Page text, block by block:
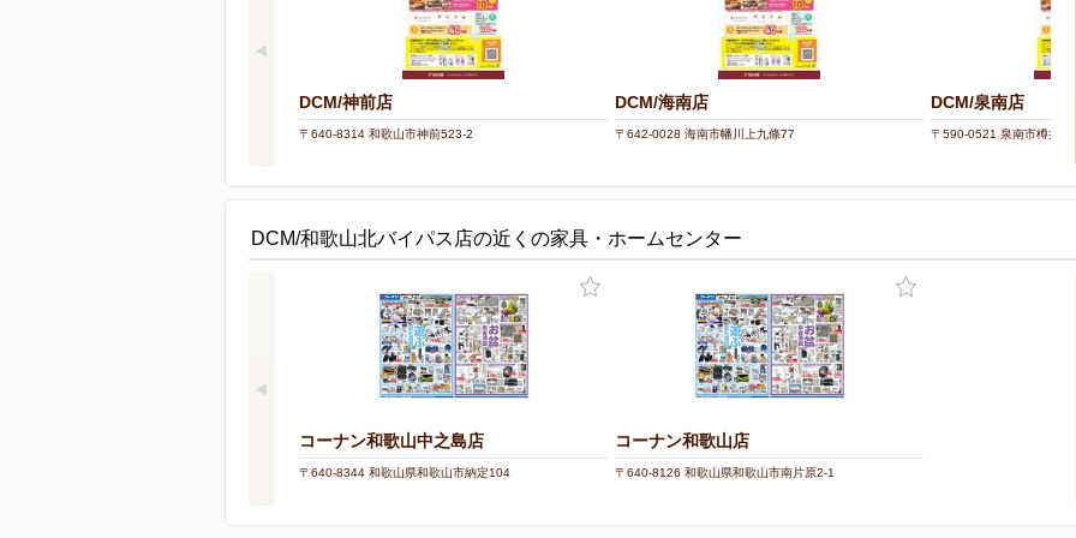
DCM/神前店
〒640-8314 和歌山市神前523-2
DCM/海南店
〒642-0028 海南市幡川上九條77
DCM/泉南店
〒590-0521 泉南市樽井2-
DCM/和歌山北バイパス店の近くの家具・ホームセンター
コーナン和歌山中之島店
〒640-8344 和歌山県和歌山市納定104
コーナン和歌山店
〒640-8126 和歌山県和歌山市南片原2-1